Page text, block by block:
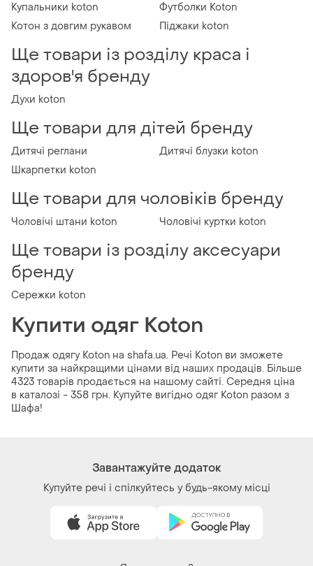
Купальники koton
Футболки Koton
Котон з довгим рукавом
Піджаки koton
Ще товари із розділу краса і
здоров'я бренду
Духи koton
Ще товари для дітей бренду
Дитячі реглани
Дитячі блузки koton
Шкарпетки koton
Ще товари для чоловіків бренду
Чоловічі штани koton Чоловічі куртки koton
Ще товари із розділу аксесуари
бренду
Сережки koton
Купити одяг Koton
Продаж одягу Koton на shafa.ua. Речі Koton ви зможете
купити за найкращими цінами від наших продаців. Більше
4323 товарів продається на нашому сайті. Середня ціна
в каталозі - 358 грн. Купуйте вигідно одяг Koton разом з
Шафа!
Завантажуйте додаток
Купуйте речі і спілкуйтесь у будь-якому місці